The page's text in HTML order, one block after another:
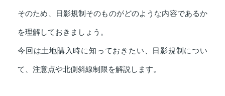
そのため、日影規制そのものがどのような内容であるか
を理解しておきましょう。
今回は土地購入時に知っておきたい、日影規制につい
て、注意点や北側斜線制限を解説します。